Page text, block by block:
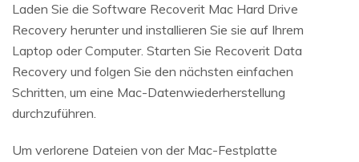
Laden Sie die Software Recoverit Mac Hard Drive
Recovery herunter und installieren Sie sie auf Ihrem
Laptop oder Computer. Starten Sie Recoverit Data
Recovery und folgen Sie den nächsten einfachen
Schritten, um eine Mac-Datenwiederherstellung
durchzuführen.
Um verlorene Dateien von der Mac-Festplatte